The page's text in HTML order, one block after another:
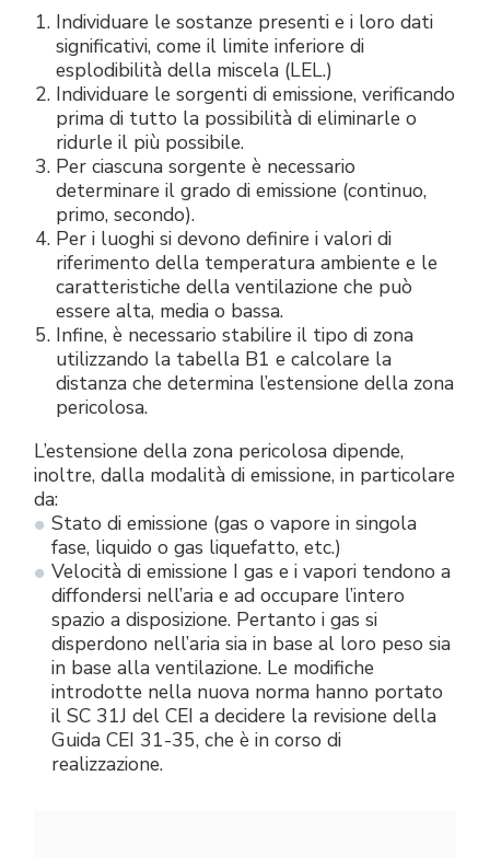
Individuare le sostanze presenti e i loro dati
significativi, come il limite inferiore di
esplodibilità della miscela (LEL.)
Individuare le sorgenti di emissione, verificando
prima di tutto la possibilità di eliminarle o
ridurle il più possibile.
Per ciascuna sorgente è necessario
determinare il grado di emissione (continuo,
primo, secondo).
Per i luoghi si devono definire i valori di
riferimento della temperatura ambiente e le
caratteristiche della ventilazione che può
essere alta, media o bassa.
Infine, è necessario stabilire il tipo di zona
utilizzando la tabella B1 e calcolare la
distanza che determina l’estensione della zona
pericolosa.
L’estensione della zona pericolosa dipende,
inoltre, dalla modalità di emissione, in particolare
da:
Stato di emissione (gas o vapore in singola
fase, liquido o gas liquefatto, etc.)
Velocità di emissione I gas e i vapori tendono a
diffondersi nell’aria e ad occupare l’intero
spazio a disposizione. Pertanto i gas si
disperdono nell’aria sia in base al loro peso sia
in base alla ventilazione. Le modifiche
introdotte nella nuova norma hanno portato
il SC 31J del CEI a decidere la revisione della
Guida CEI 31-35, che è in corso di
realizzazione.